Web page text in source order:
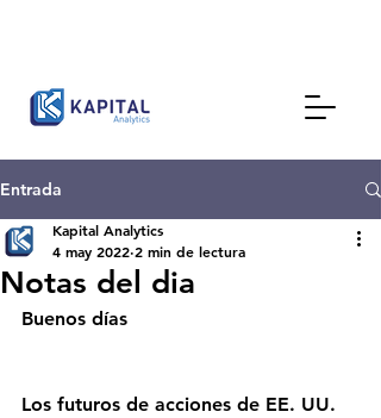
Entrada
Notas del dia
Kapital Analytics
4 may 2022 2 min de lectura
Buenos días
Los futuros de acciones de EE. UU.